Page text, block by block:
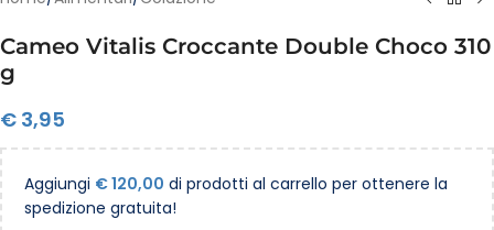
Cameo Vitalis Croccante Double Choco 310
g
€ 3,95
Aggiungi €120,00 di prodotti al carrello per ottenere la
spedizione gratuita!